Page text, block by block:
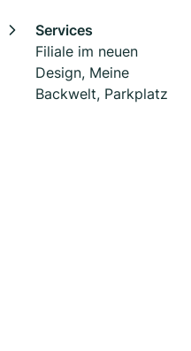
Services
Filiale im neuen
Design, Meine
Backwelt, Parkplatz